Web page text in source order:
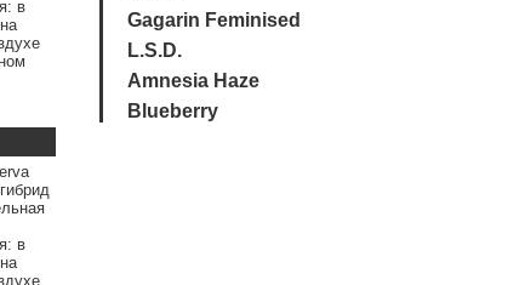
в
в
Gagarin Feminised
L.S.D.
Amnesia Haze
Blueberry